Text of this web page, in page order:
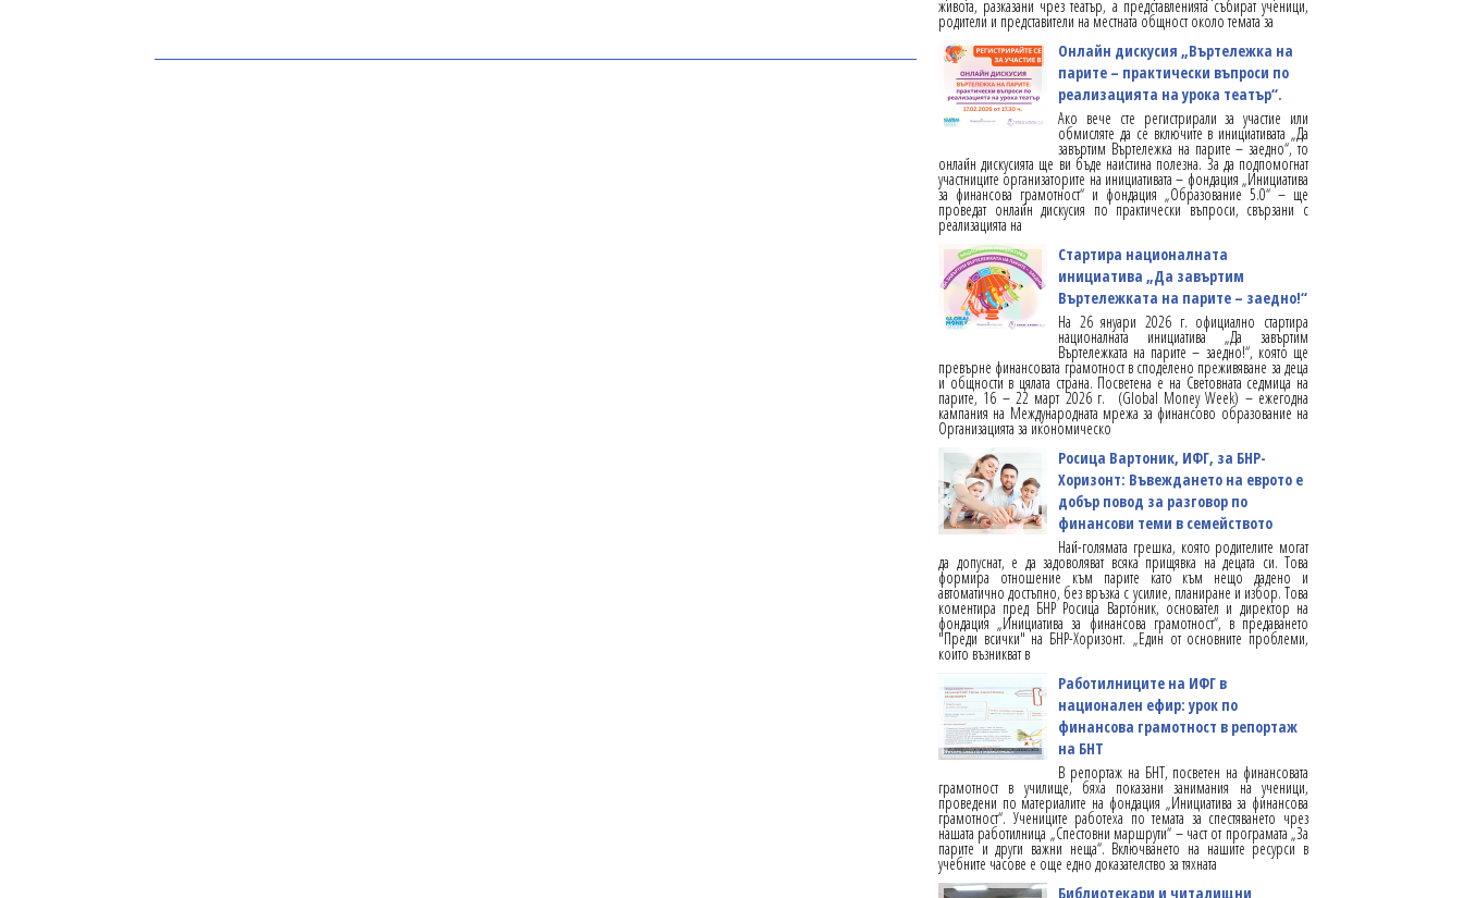
живота, разказани чрез театър, а представленията събират ученици,
родители и представители на местната общност около темата за
Онлайн дискусия „Въртележка на
парите – практически въпроси по
реализацията на урока театър“.
Ако вече сте регистрирали за участие или
обмисляте да се включите в инициативата „Да
завъртим Въртележка на парите – заедно“, то
онлайн дискусията ще ви бъде наистина полезна. За да подпомогнат
участниците организаторите на инициативата – фондация „Инициатива
за финансова грамотност“ и фондация „Образование 5.0“ – ще
проведат онлайн дискусия по практически въпроси, свързани с
реализацията на
Стартира националната
инициатива „Да завъртим
Въртележката на парите – заедно!“
На 26 януари 2026 г. официално стартира
националната инициатива „Да завъртим
Въртележката на парите – заедно!“, която ще
превърне финансовата грамотност в споделено преживяване за деца
и общности в цялата страна. Посветена е на Световната седмица на
парите, 16 – 22 март 2026 г. (Global Money Week) – ежегодна
кампания на Международната мрежа за финансово образование на
Организацията за икономическо
Росица Вартоник, ИФГ, за БНР-
Хоризонт: Въвеждането на еврото е
добър повод за разговор по
финансови теми в семейството
Най-голямата грешка, която родителите могат
да допуснат, е да задоволяват всяка прищявка на децата си. Това
формира отношение към парите като към нещо дадено и
автоматично достъпно, без връзка с усилие, планиране и избор. Това
коментира пред БНР Росица Вартоник, основател и директор на
фондация „Инициатива за финансова грамотност“, в предаването
"Преди всички" на БНР-Хоризонт. „Един от основните проблеми,
които възникват в
Работилниците на ИФГ в
национален ефир: урок по
финансова грамотност в репортаж
на БНТ
В репортаж на БНТ, посветен на финансовата
грамотност в училище, бяха показани занимания на ученици,
проведени по материалите на фондация „Инициатива за финансова
грамотност“. Учениците работеха по темата за спестяването чрез
нашата работилница „Спестовни маршрути“ – част от програмата „За
парите и други важни неща“. Включването на нашите ресурси в
учебните часове е още едно доказателство за тяхната
Библиотекари и читалищни